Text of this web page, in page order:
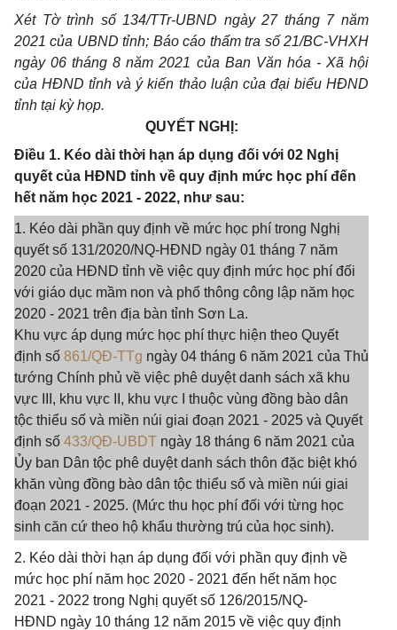
Xét Tờ trình số 134/TTr-UBND ngày 27 tháng 7 năm
2021 của UBND tỉnh; Báo cáo thẩm tra số 21/BC-VHXH
ngày 06 tháng 8 năm 2021 của Ban Văn hóa - Xã hội
của HĐND tỉnh và ý kiến thảo luận của đại biểu HĐND
tỉnh tại kỳ họp.
QUYẾT NGHỊ:
Điều 1. Kéo dài thời hạn áp dụng đối với 02 Nghị
quyết của HĐND tỉnh về quy định mức học phí đến
hết năm học 2021 - 2022, như sau:
1. Kéo dài phần quy định về mức học phí trong Nghị
quyết số 131/2020/NQ-HĐND ngày 01 tháng 7 năm
2020 của HĐND tỉnh về việc quy định mức học phí đối
với giáo dục mầm non và phổ thông công lập năm học
2020 - 2021 trên địa bàn tỉnh Sơn La.
Khu vực áp dụng mức học phí thực hiện theo Quyết
định số 861/QĐ-TTg ngày 04 tháng 6 năm 2021 của Thủ
tướng Chính phủ về việc phê duyệt danh sách xã khu
vực III, khu vực II, khu vực I thuộc vùng đồng bào dân
tộc thiểu số và miền núi giai đoạn 2021 - 2025 và Quyết
định số 433/QĐ-UBDT ngày 18 tháng 6 năm 2021 của
Ủy ban Dân tộc phê duyệt danh sách thôn đặc biệt khó
khăn vùng đồng bào dân tộc thiểu số và miền núi giai
đoạn 2021 - 2025. (Mức thu học phí đối với từng học
sinh căn cứ theo hộ khẩu thường trú của học sinh).
2. Kéo dài thời hạn áp dụng đối với phần quy định về
mức học phí năm học 2020 - 2021 đến hết năm học
2021 - 2022 trong Nghị quyết số 126/2015/NQ-
HĐND ngày 10 tháng 12 năm 2015 về việc quy định